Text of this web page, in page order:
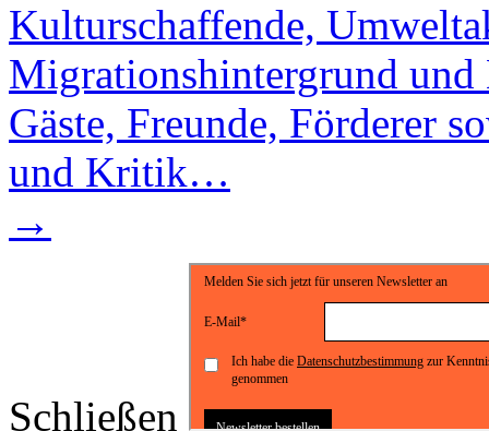
Kulturschaffende,
Migrationshintergrund
Gäste, Freunde, Förderer
und Kritik…
→
Schließen